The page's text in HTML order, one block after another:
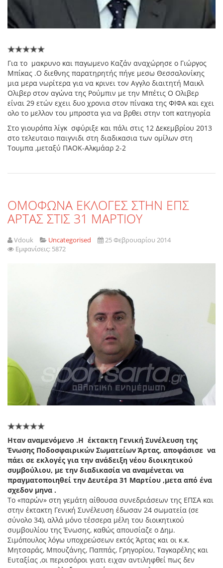
Για το μακρυνο και παγωμενο Καζάν αναχώρησε ο Γιώργος
Μπίκας .Ο διεθνης παρατηρητής πήγε μεσω Θεσσαλονίκης
μια μερα νωρίτερα για να κρινει τον Αγγλο διαιτητή Μαικλ
Ολιβερ στον αγώνα της Ρούμπιν με την Μπέτις Ο Ολιβερ
είναι 29 ετών εχειι δυο χρονια στον πίνακα της ΦΙΦΑ και εχει
ολο το μελλον του μπροστα για να βρθει στην τοπ κατηγορία
Στο γιουρόπα λίγκ σφύριξε και πάλι στις 12 Δεκεμβρίου 2013
στο τελευταιο παιγνιδι στη διαδικασια των ομίλων στη
Τουμπα ,μεταξύ ΠΑΟΚ-Αλκμάαρ 2-2
ΟΜΟΦΩΝΑ ΕΚΛΟΓΕΣ ΣΤΗΝ ΕΠΣ
ΑΡΤΑΣ ΣΤΙΣ 31 ΜΑΡΤΙΟΥ
Vdouk Uncategorised
25 Φεβρουαρίου 2014
Εμφανίσεις: 5872
Ηταν αναμενόμενο .Η έκτακτη Γενική Συνέλευση της
Ένωσης Ποδοσφαιρικών Σωματείων Άρτας, αποφάσισε να
πάει σε εκλογές για την ανάδειξη νέου διοικητικού
συμβούλιου, με την διαδικασία να αναμένεται να
πραγματοποιηθεί την Δευτέρα 31 Μαρτίου ,μετα από ένα
σχεδον μηνα .
Το «παρών» στη γεμάτη αίθουσα συνεδριάσεων της ΕΠΣΑ και
στην έκτακτη Γενική Συνέλευση έδωσαν 24 σωματεία (σε
σύνολο 34), αλλά μόνο τέσσερα μέλη του διοικητικού
συμβουλίου της Ένωσης, καθώς απουσίαζε ο Δημ.
Σιμόπουλος λόγω υποχρεώσεων εκτός Άρτας και οι κ.κ.
Μητσαράς, Μπουζάνης, Παππάς, Γρηγορίου, Ταγκαρέλης και
Ευταξίας ,οι περισσόροι γιατι ειχαν αντιληφθεί πως δεν